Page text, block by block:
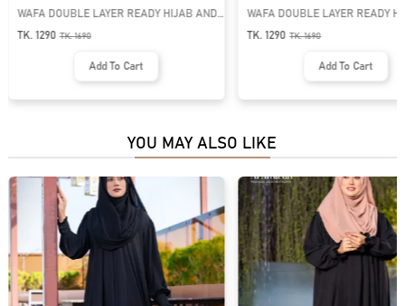
WAFA DOUBLE LAYER READY HIJAB AND
NIQAB | GT-2033
TK. 1290 TK.1690
Add To Cart
WAFA DOUBLE LAYER READY
NIQAB | GT-2040
TK. 1290 TK.1690
Add To Cart
YOU MAY ALSO LIKE